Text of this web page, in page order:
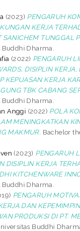
(2023) PENGARUH
KERJA
SANICHEM TUNGGAL
Dharma.
(2022) PENGARUH
DISIPLIN
KEPUASAN KERJA
TBK CABANG
Dharma.
Anggi (2022) POLA
MENINGKATKAN
MAKMUR. Bachelor
(2023) PENGARUH
DISIPLIN KERJA
KITCHENWARE
Dharma.
PENGARUH
DAN
PRODUKSI DI PT.
Buddhi